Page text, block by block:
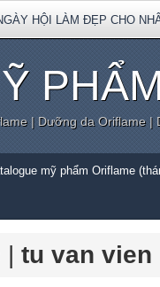
HỘI LÀM ĐẸP CHO
| Dưỡng da Oriflame
mỹ phẩm Oriflame
| tu van vien